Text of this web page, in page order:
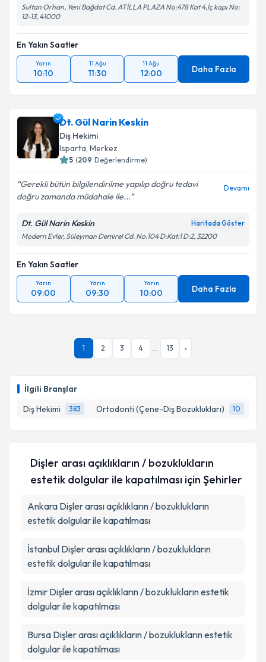
İlgili Branşlar
Diş Hekimi
383 Ortodonti (Çene-Diş Bozuklukları) 10
Sultan Orhan, Yeni Bağdat Cd. ATİLLA PLAZA No:478 Kat 4,İç kapı No:
12-13, 41000
En Yakın Saatler
Yarın
10:10
11 Ağu
11:30
11 Ağu
12:00 Daha Fazla
Dt. Gül Narin Keskin
Diş Hekimi
Isparta, Merkez
5 (209 Değerlendirme)
Gerekli bütün bilgilendirilme yapılıp doğru tedavi
doğru zamanda müdahale ile...
Devamı
Dt. Gül Narin Keskin Haritada Göster
Modern Evler, Süleyman Demirel Cd. No:104 D:Kat:1 D:2, 32200
En Yakın Saatler
Yarın
09:00
Yarın
09:30
Yarın
10:00 Daha Fazla
1 2 3 4 ... 13 ›
Dişler arası açıklıkların / bozuklukların
estetik dolgular ile kapatılması için Şehirler
Ankara Dişler arası açıklıkların / bozuklukların
estetik dolgular ile kapatılması
İstanbul Dişler arası açıklıkların / bozuklukların
estetik dolgular ile kapatılması
İzmir Dişler arası açıklıkların / bozuklukların estetik
dolgular ile kapatılması
Bursa Dişler arası açıklıkların / bozuklukların estetik
dolgular ile kapatılması